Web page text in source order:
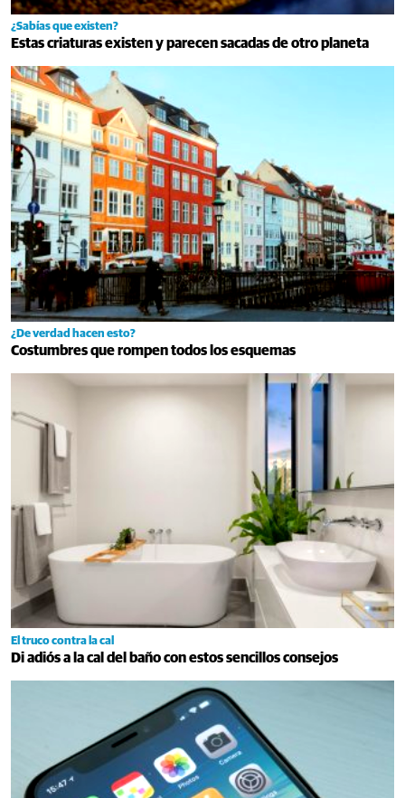
¿Sabías que existen?
Estas criaturas existen y parecen sacadas de otro planeta
¿De verdad hacen esto?
Costumbres que rompen todos los esquemas
El truco contra la cal
Di adiós a la cal del baño con estos sencillos consejos